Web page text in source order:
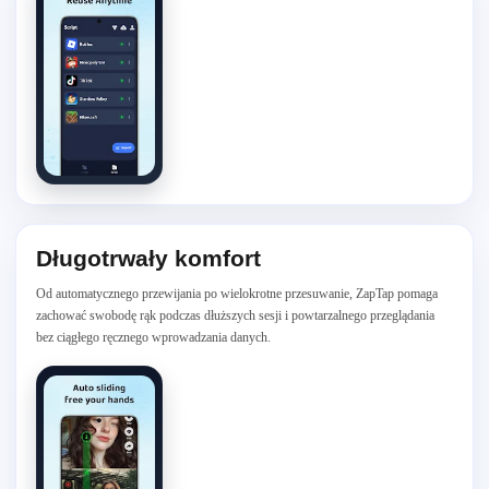
Długotrwały komfort
Od automatycznego przewijania po wielokrotne przesuwanie, ZapTap pomaga
zachować swobodę rąk podczas dłuższych sesji i powtarzalnego przeglądania
bez ciągłego ręcznego wprowadzania danych.